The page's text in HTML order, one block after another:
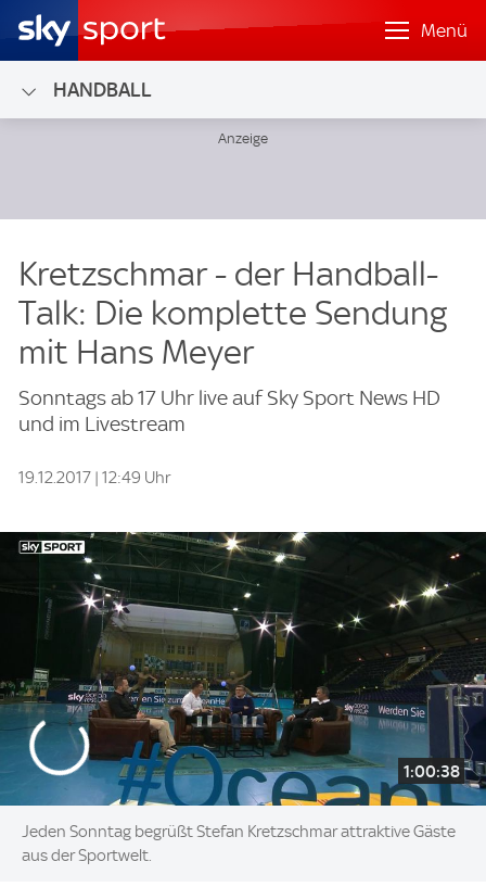
Menü
HANDBALL
Kretzschmar - der Handball-
Talk: Die komplette Sendung
mit Hans Meyer
Sonntags ab 17 Uhr live auf Sky Sport News HD
und im Livestream
19.12.2017 | 12:49 Uhr
1:00:38
Jeden Sonntag begrüßt Stefan Kretzschmar attraktive Gäste
aus der Sportwelt.